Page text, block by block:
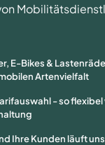
E-Bikes &
Artenvielfalt
- so flexibel
Ihre Kunden läuft